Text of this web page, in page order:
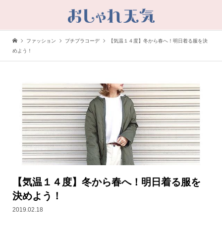
ファッション プチプラコーデ
【気温１４度】冬から春へ！明日着る服を決
めよう！
【気温１４度】冬から春へ！明日着る服を
決めよう！
2019.02.18